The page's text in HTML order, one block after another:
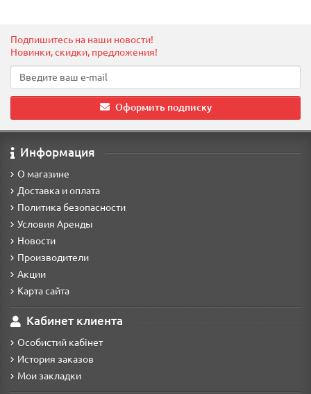
Подпишитесь на наши новости!
Новинки, скидки, предложения!
Оформить подписку
Информация
О магазине
Доставка и оплата
Политика безопасности
Условия Аренды
Новости
Производители
Акции
Карта сайта
Кабинет клиента
Особистий кабінет
История заказов
Мои закладки